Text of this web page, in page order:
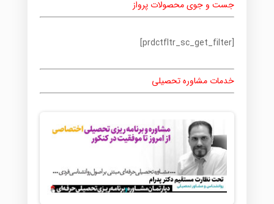
جست و جوی محصولات پرواز
[prdctfltr_sc_get_filter]
خدمات مشاوره تحصیلی